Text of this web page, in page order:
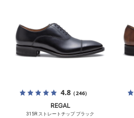
4.8（246）
REGAL
315R ストレートチップ ブラック